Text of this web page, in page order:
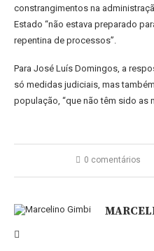
constrangimentos na
Estado “não estava preparado
repentina de processos”.
Para José Luís Domingos, a
só medidas judiciais, mas
população, “que não têm sido as
0 comentários